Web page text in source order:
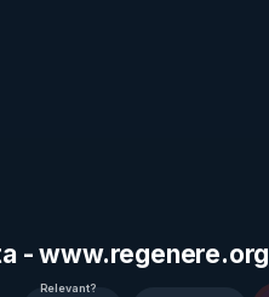
- www.regenere.org
Relevant?